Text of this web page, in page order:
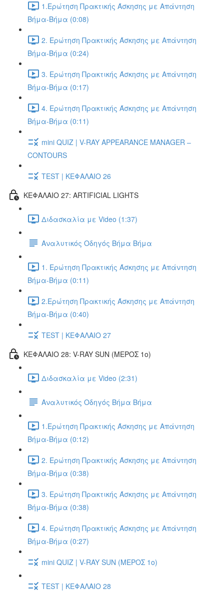
1.Ερώτηση Πρακτικής Άσκησης με Απάντηση
Βήμα-Βήμα (0:08)
2. Ερώτηση Πρακτικής Άσκησης με Απάντηση
Βήμα-Βήμα (0:24)
3. Ερώτηση Πρακτικής Άσκησης με Απάντηση
Βήμα-Βήμα (0:17)
4. Ερώτηση Πρακτικής Άσκησης με Απάντηση
Βήμα-Βήμα (0:11)
mini QUIZ | V-RAY APPEARANCE MANAGER –
CONTOURS
TEST | ΚΕΦΑΛΑΙΟ 26
ΚΕΦΑΛΑΙΟ 27: ARTIFICIAL LIGHTS
Διδασκαλία με Video (1:37)
Αναλυτικός Οδηγός Βήμα Βήμα
1. Ερώτηση Πρακτικής Άσκησης με Απάντηση
Βήμα-Βήμα (0:11)
2.Ερώτηση Πρακτικής Άσκησης με Απάντηση
Βήμα-Βήμα (0:40)
TEST | ΚΕΦΑΛΑΙΟ 27
ΚΕΦΑΛΑΙΟ 28: V-RAY SUN (ΜΕΡΟΣ 1o)
Διδασκαλία με Video (2:31)
Αναλυτικός Οδηγός Βήμα Βήμα
1.Ερώτηση Πρακτικής Άσκησης με Απάντηση
Βήμα-Βήμα (0:12)
2. Ερώτηση Πρακτικής Άσκησης με Απάντηση
Βήμα-Βήμα (0:38)
3. Ερώτηση Πρακτικής Άσκησης με Απάντηση
Βήμα-Βήμα (0:38)
4. Ερώτηση Πρακτικής Άσκησης με Απάντηση
Βήμα-Βήμα (0:27)
mini QUIZ | V-RAY SUN (ΜΕΡΟΣ 1o)
TEST | ΚΕΦΑΛΑΙΟ 28